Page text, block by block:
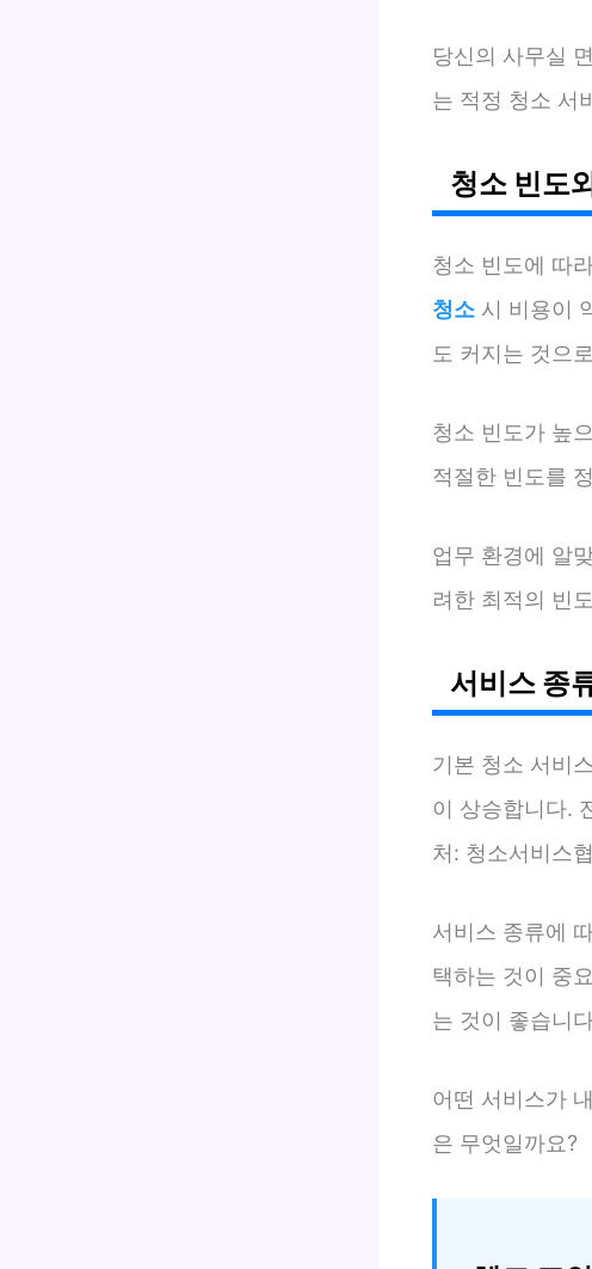
당신의 사무실
는 적정 청소 서
청소 빈도
청소 빈도에 따
청소 시 비용이
도 커지는 것으
청소 빈도가 높
적절한 빈도를
업무 환경에 알
려한 최적의 빈
서비스 종
기본 청소 서비
이 상승합니다.
처: 청소서비스
서비스 종류에
택하는 것이 중
는 것이 좋습니
어떤 서비스가
은 무엇일까요?